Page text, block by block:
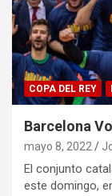
COPA DEL REY
Barcelona
mayo 8, 2022
El conjunto
este domingo,